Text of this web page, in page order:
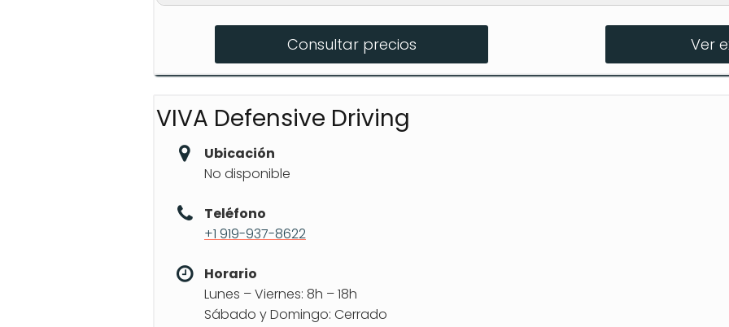
Educación para adolescentes
Preparación para el examen de manejo
Consultar precios Ver
VIVA Defensive Driving
Ubicación
No disponible
Teléfono
+1 919-937-8622
Horario
Lunes – Viernes: 8h – 18h
Sábado y Domingo: Cerrado